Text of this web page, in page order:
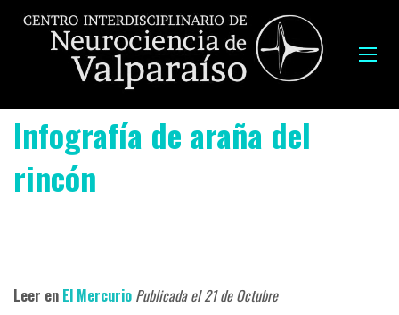
Infografía de araña del
rincón
Leer en El Mercurio Publicada el 21 de Octubre